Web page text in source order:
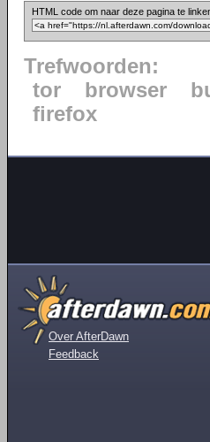
HTML code om naar deze pagina te
Trefwoorden:
tor
browser
firefox
Over AfterDawn
Feedback